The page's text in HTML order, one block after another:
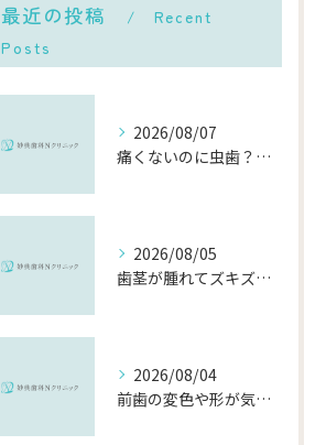
最近の投稿
Recent
Posts
2026/08/07
痛くないのに虫歯？「痛みのない虫歯」が進行する理由と発見方法
2026/08/05
歯茎が腫れてズキズキ痛む時の応急処置と、早めに受診すべき理由
2026/08/04
前歯の変色や形が気になる…削らずにきれいに整える「ダイレクトボンディング」とは？